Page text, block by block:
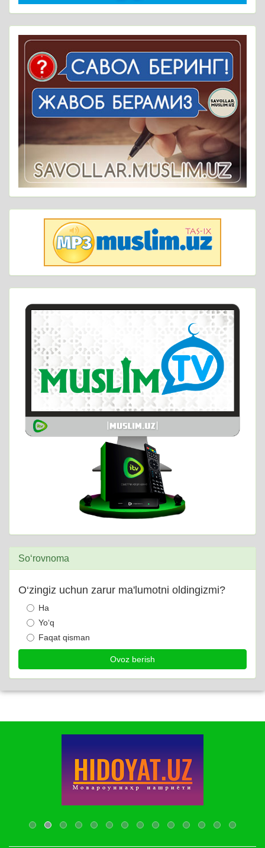
So‘rovnoma
O‘zingiz uchun zarur ma'lumotni oldingizmi?
Ha
Yo‘q
Faqat qisman